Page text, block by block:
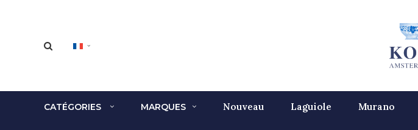
CATÉGORIES MARQUES Nouveau Laguiole Murano